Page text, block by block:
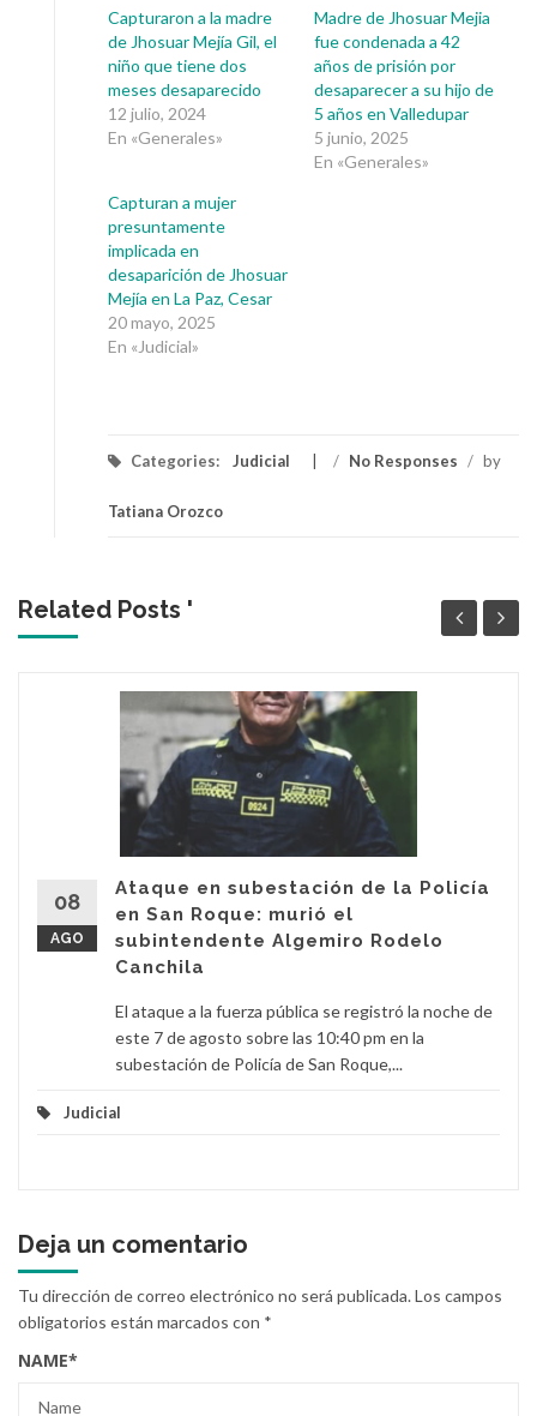
Capturaron a la madre
de Jhosuar Mejía Gil, el
niño que tiene dos
meses desaparecido
12 julio, 2024
En «Generales»
Madre de Jhosuar Mejia
fue condenada a 42
años de prisión por
desaparecer a su hijo de
5 años en Valledupar
5 junio, 2025
En «Generales»
Capturan a mujer
presuntamente
implicada en
desaparición de Jhosuar
Mejía en La Paz, Cesar
20 mayo, 2025
En «Judicial»
Categories: Judicial / No Responses / by
Tatiana Orozco
Related Posts '
08
AGO
Ataque en subestación de la Policía
en San Roque: murió el
subintendente Algemiro Rodelo
Canchila
El ataque a la fuerza pública se registró la noche de
este 7 de agosto sobre las 10:40 pm en la
subestación de Policía de San Roque,...
Judicial
Deja un comentario
Tu dirección de correo electrónico no será publicada.Los campos
obligatorios están marcados con *
NAME*